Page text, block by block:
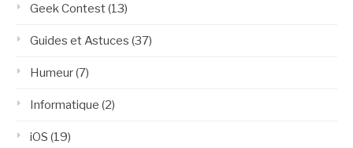
Geek Contest(13)
Guides et Astuces (37)
Humeur(7)
Informatique (2)
iOS (19)